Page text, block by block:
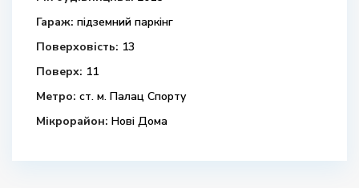
Гараж: підземний паркінг
Поверховість: 13
Поверх: 11
Метро: ст. м. Палац Спорту
Мікрорайон: Нові Дома